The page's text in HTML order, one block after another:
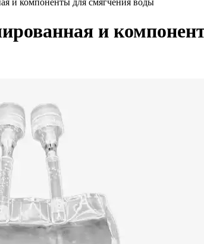
и компоненты для смягчения воды
и